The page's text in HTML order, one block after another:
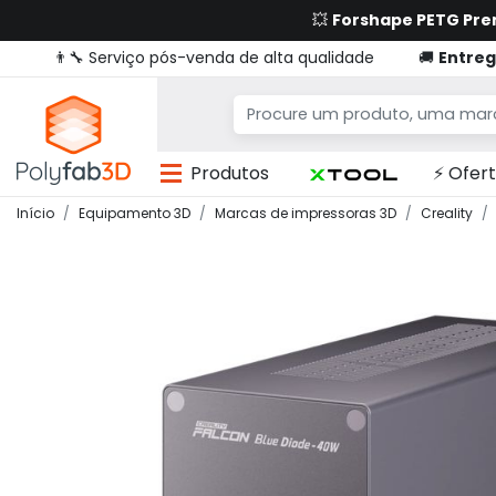
💥 Forshape PETG
👨‍🔧 Serviço pós-venda de alta qualidade
🚚
Produtos ⚡
Início Equipamento 3D Marcas de impressoras 3D Creality